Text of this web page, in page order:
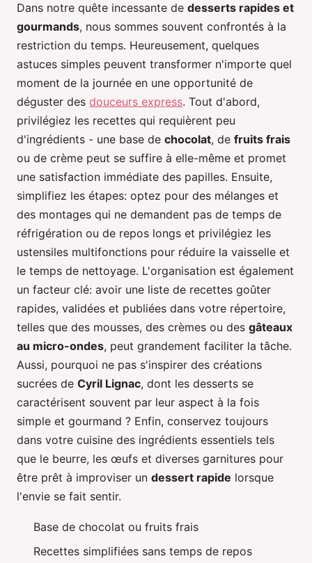
Dans notre quête incessante de desserts rapides et
gourmands, nous sommes souvent confrontés à la
restriction du temps. Heureusement, quelques
astuces simples peuvent transformer n'importe quel
moment de la journée en une opportunité de
déguster des douceurs express. Tout d'abord,
privilégiez les recettes qui requièrent peu
d'ingrédients - une base de chocolat, de fruits frais
ou de crème peut se suffire à elle-même et promet
une satisfaction immédiate des papilles. Ensuite,
simplifiez les étapes: optez pour des mélanges et
des montages qui ne demandent pas de temps de
réfrigération ou de repos longs et privilégiez les
ustensiles multifonctions pour réduire la vaisselle et
le temps de nettoyage. L'organisation est également
un facteur clé: avoir une liste de recettes goûter
rapides, validées et publiées dans votre répertoire,
telles que des mousses, des crèmes ou des gâteaux
au micro-ondes, peut grandement faciliter la tâche.
Aussi, pourquoi ne pas s'inspirer des créations
sucrées de Cyril Lignac, dont les desserts se
caractérisent souvent par leur aspect à la fois
simple et gourmand ? Enfin, conservez toujours
dans votre cuisine des ingrédients essentiels tels
que le beurre, les œufs et diverses garnitures pour
être prêt à improviser un dessert rapide lorsque
l'envie se fait sentir.
Base de chocolat ou fruits frais
Recettes simplifiées sans temps de repos